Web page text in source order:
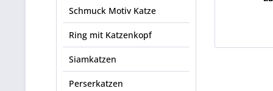
Schmuck Motiv Katze
Ring mit Katzenkopf
Siamkatzen
Perserkatzen